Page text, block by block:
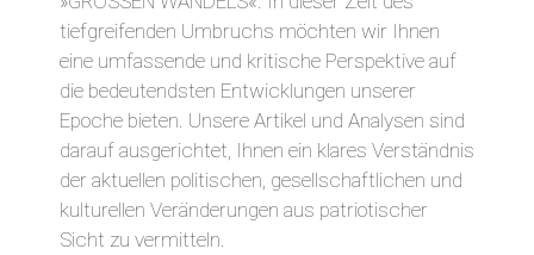
tiefgreifenden Umbruchs möchten wir Ihnen
eine umfassende und kritische Perspektive auf
die bedeutendsten Entwicklungen unserer
Epoche bieten. Unsere Artikel und Analysen sind
darauf ausgerichtet, Ihnen ein klares Verständnis
der aktuellen politischen, gesellschaftlichen und
kulturellen Veränderungen aus patriotischer
Sicht zu vermitteln.